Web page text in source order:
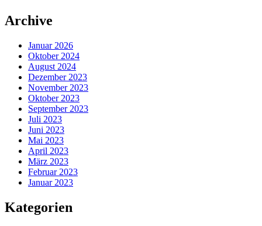
Zum
Inhalt
Archive
Januar 2026
Oktober 2024
August 2024
Dezember 2023
November 2023
Oktober 2023
September 2023
Juli 2023
Juni 2023
Mai 2023
April 2023
März 2023
Februar 2023
Januar 2023
Kategorien